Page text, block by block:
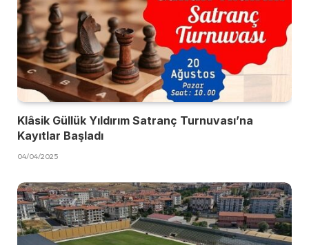
Klâsik Güllük Yıldırım Satranç Turnuvası’na
Kayıtlar Başladı
04/04/2025